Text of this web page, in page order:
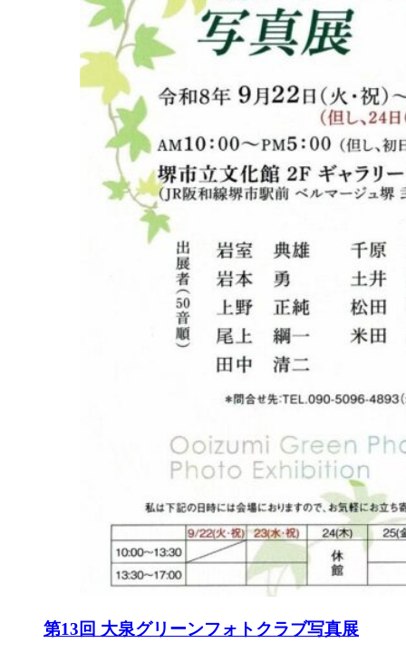
第13回 大泉グリーンフォトクラブ写真展